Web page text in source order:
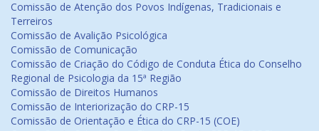
Comissão de Atenção dos Povos Indígenas, Tradicionais e
Terreiros
Comissão de Avalição Psicológica
Comissão de Comunicação
Comissão de Criação do Código de Conduta Ética do Conselho
Regional de Psicologia da 15ª Região
Comissão de Direitos Humanos
Comissão de Interiorização do CRP-15
Comissão de Orientação e Ética do CRP-15 (COE)